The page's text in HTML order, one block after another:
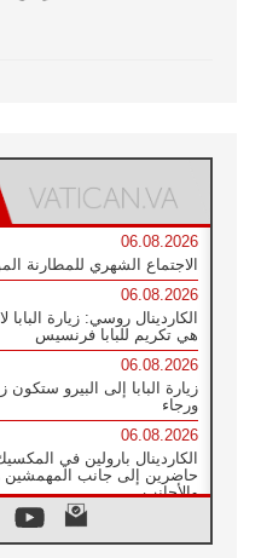
06.08.2026
الاجتماع الشهري للمطارنة
06.08.2026
الكاردينال روسي: زيارة البابا
هي تكريم للبابا فرنسيس
06.08.2026
زيارة البابا إلى البيرو
ورجاء
06.08.2026
الكاردينال بارولين في
حاضرين إلى جانب المهمشين
والأجانب
البابا لاوُن الرابع عشر